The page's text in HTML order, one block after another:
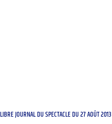
LIBRE JOURNAL DU SPECTACLE DU 27 AOÛT